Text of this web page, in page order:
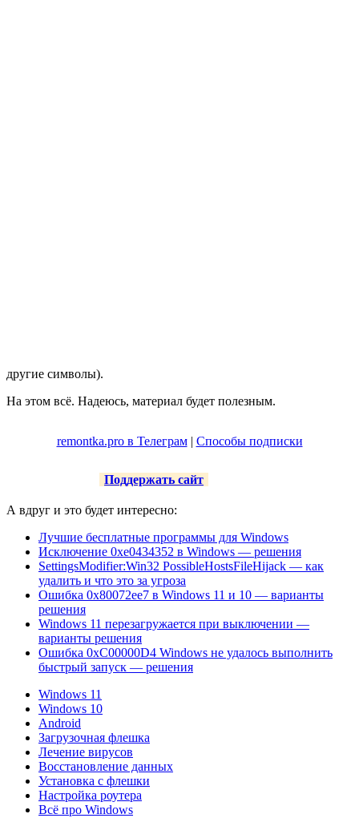
другие символы).
На этом всё. Надеюсь, материал будет полезным.
remontka.pro в Телеграм| Способы подписки
Поддержать сайт
А вдруг и это будет интересно:
Лучшие бесплатные программы для Windows
Исключение 0xe0434352 в Windows — решения
SettingsModifier:Win32 PossibleHostsFileHijack — как
удалить и что это за угроза
Ошибка 0x80072ee7 в Windows 11 и 10 — варианты
решения
Windows 11 перезагружается при выключении —
варианты решения
Ошибка 0xC00000D4 Windows не удалось выполнить
быстрый запуск — решения
Windows 11
Windows 10
Android
Загрузочная флешка
Лечение вирусов
Восстановление данных
Установка с флешки
Настройка роутера
Всё про Windows